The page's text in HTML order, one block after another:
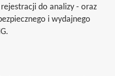
do analizy - oraz
i wydajnego